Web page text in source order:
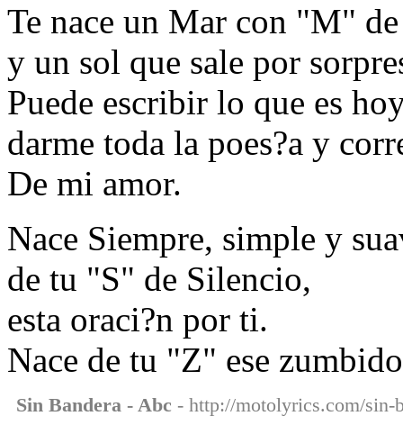
Te nace un Mar con "M"
y un sol que sale por
Puede escribir lo que es
darme toda la poes?a y
De mi amor.
Nace Siempre, simple y
de tu "S" de Silencio,
esta oraci?n por ti.
Nace de tu "Z" ese zumbido
Sin Bandera - Abc - http://motolyrics.com/sin-